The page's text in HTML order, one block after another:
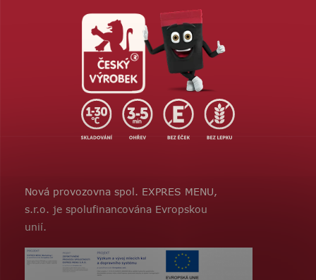
Nová provozovna spol. EXPRES MENU,
s.r.o. je spolufinancována Evropskou
unií.